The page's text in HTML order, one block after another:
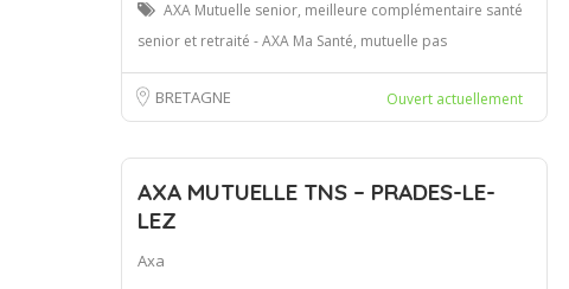
AXA Mutuelle senior, meilleure complémentaire santé
senior et retraité - AXA Ma Santé, mutuelle pas
BRETAGNE Ouvert actuellement
AXA MUTUELLE TNS – PRADES-LE-
LEZ
Axa